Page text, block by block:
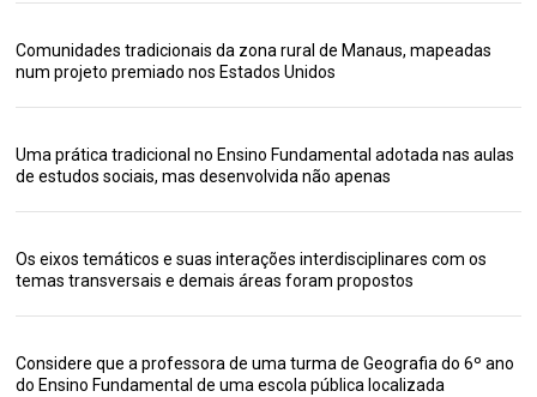
Comunidades tradicionais da zona rural de Manaus, mapeadas
num projeto premiado nos Estados Unidos
Uma prática tradicional no Ensino Fundamental adotada nas aulas
de estudos sociais, mas desenvolvida não apenas
Os eixos temáticos e suas interações interdisciplinares com os
temas transversais e demais áreas foram propostos
Considere que a professora de uma turma de Geografia do 6º ano
do Ensino Fundamental de uma escola pública localizada